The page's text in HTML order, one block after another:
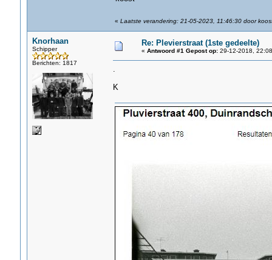
« Laatste verandering: 21-05-2023, 11:46:30 door
Knorhaan
Schipper
Berichten: 1817
Re: Plevierstraat (1ste gedeelte)
« Antwoord #1 Gepost op:29-12-2018,
.
K